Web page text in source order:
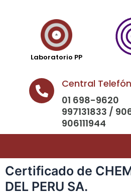
Laboratorio PP
Central
01 698-9620
997131833 /
906111944
Certificado de
DEL PERU SA.